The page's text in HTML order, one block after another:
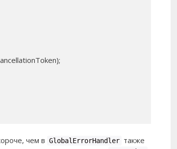
чем в GlobalErrorHandler также